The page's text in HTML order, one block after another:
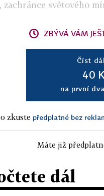
zachránce světového
ZBÝVÁ VÁM
Číst
40
na první
zkuste předplatné bez
Máte již
dál